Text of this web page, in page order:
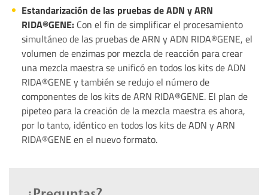
Estandarización de las pruebas de ADN y ARN
RIDA®GENE: Con el fin de simplificar el procesamiento
simultáneo de las pruebas de ARN y ADN RIDA®GENE, el
volumen de enzimas por mezcla de reacción para crear
una mezcla maestra se unificó en todos los kits de ADN
RIDA®GENE y también se redujo el número de
componentes de los kits de ARN RIDA®GENE. El plan de
pipeteo para la creación de la mezcla maestra es ahora,
por lo tanto, idéntico en todos los kits de ADN y ARN
RIDA®GENE en el nuevo formato.